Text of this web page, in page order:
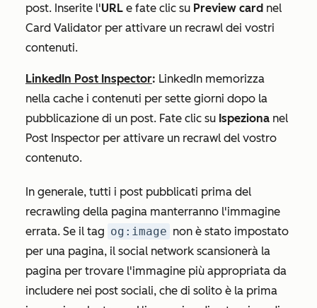
post. Inserite l'URL e fate clic su Preview card nel
Card Validator per attivare un recrawl dei vostri
contenuti.
LinkedIn Post Inspector: LinkedIn memorizza
nella cache i contenuti per sette giorni dopo la
pubblicazione di un post. Fate clic su Ispeziona nel
Post Inspector per attivare un recrawl del vostro
contenuto.
In generale, tutti i post pubblicati prima del
recrawling della pagina manterranno l'immagine
errata. Se il tag og:image non è stato impostato
per una pagina, il social network scansionerà la
pagina per trovare l'immagine più appropriata da
includere nei post sociali, che di solito è la prima